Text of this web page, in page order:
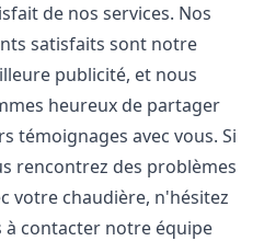
de nos services. Nos
satisfaits sont notre
publicité, et nous
heureux de partager
témoignages avec vous. Si
rencontrez des problèmes
votre chaudière, n'hésitez
à contacter notre équipe